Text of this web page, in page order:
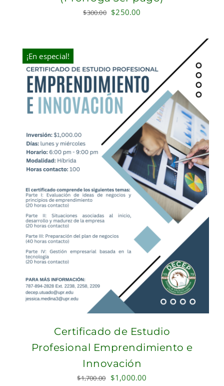
$300.00 Original
$250.00
¡En especial!
Certificado de Estudio
Profesional Emprendimiento e
Innovación
$1,700.00 Original
$1,000.00